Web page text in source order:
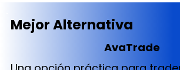
Mejor Alternativa
AvaTrade